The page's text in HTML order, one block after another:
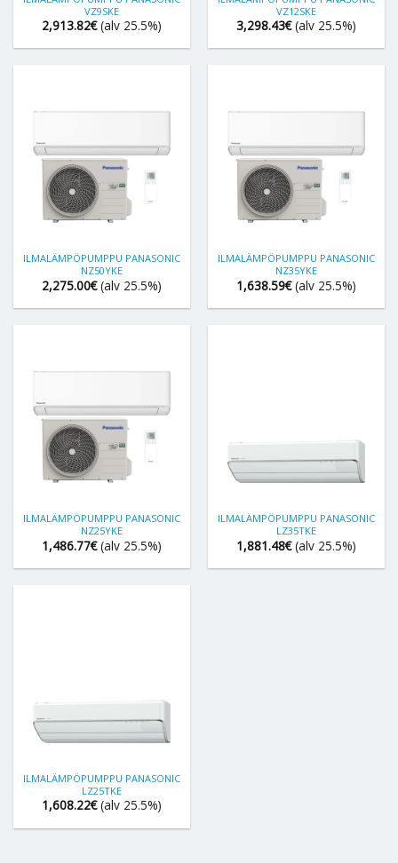
VZ9SKE
2,913.82€ (alv 25.5%)
VZ12SKE
3,298.43€ (alv 25.5%)
ILMALÄMPÖPUMPPU PANASONIC
NZ50YKE
2,275.00€ (alv 25.5%)
ILMALÄMPÖPUMPPU PANASONIC
NZ35YKE
1,638.59€ (alv 25.5%)
ILMALÄMPÖPUMPPU PANASONIC
NZ25YKE
1,486.77€ (alv 25.5%)
ILMALÄMPÖPUMPPU PANASONIC
LZ35TKE
1,881.48€ (alv 25.5%)
ILMALÄMPÖPUMPPU PANASONIC
LZ25TKE
1,608.22€ (alv 25.5%)